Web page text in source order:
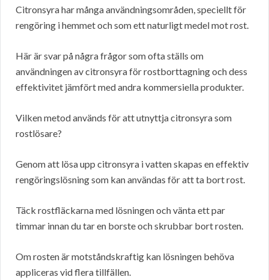
Citronsyra har många användningsområden, speciellt för
rengöring i hemmet och som ett naturligt medel mot rost.
Här är svar på några frågor som ofta ställs om
användningen av citronsyra för rostborttagning och dess
effektivitet jämfört med andra kommersiella produkter.
Vilken metod används för att utnyttja citronsyra som
rostlösare?
Genom att lösa upp citronsyra i vatten skapas en effektiv
rengöringslösning som kan användas för att ta bort rost.
Täck rostfläckarna med lösningen och vänta ett par
timmar innan du tar en borste och skrubbar bort rosten.
Om rosten är motståndskraftig kan lösningen behöva
appliceras vid flera tillfällen.